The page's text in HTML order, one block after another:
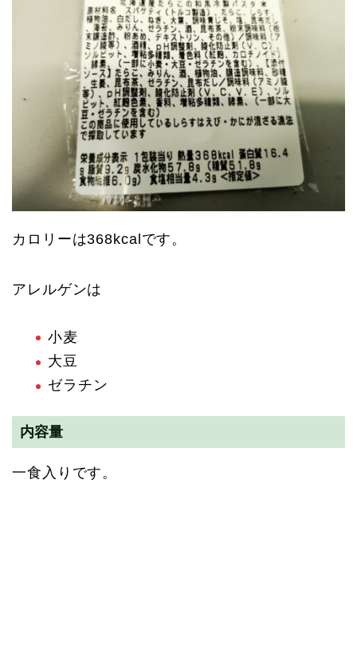
カロリーは368kcalです。
アレルゲンは
小麦
大豆
ゼラチン
内容量
一食入りです。